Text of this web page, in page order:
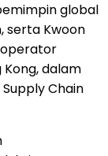
global
serta Kwoon
operator
dalam
Chain